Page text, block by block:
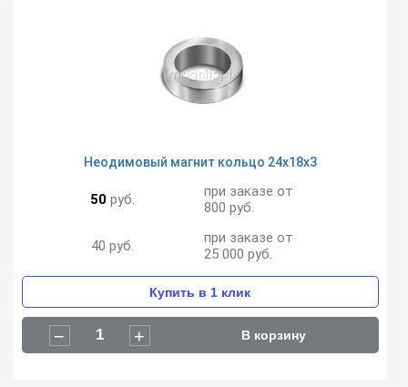
Неодимовый магнит кольцо 24х18х3
50 руб.
при заказе от
800 руб.
40 руб.
при заказе от
25 000 руб.